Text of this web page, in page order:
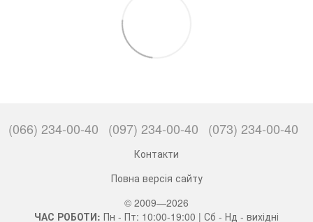
(066) 234-00-40 (097) 234-00-40 (073) 234-00-40
Контакти
Повна версія сайту
© 2009—2026
ЧАС РОБОТИ: Пн - Пт: 10:00-19:00 | Сб - Нд - вихідні